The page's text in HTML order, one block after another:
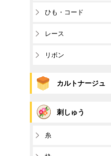
ひも・コード
レース
リボン
カルトナージュ
刺しゅう
糸